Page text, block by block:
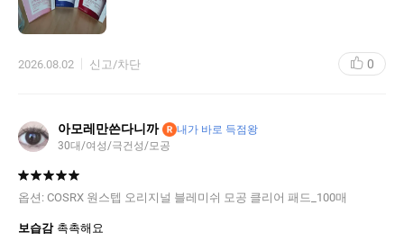
2026.08.02 신고/차단 0
아모레만쓴다니까 R 내가 바로 득점왕
30대/여성/극건성/모공
옵션: COSRX 원스텝 오리지널 블레미쉬 모공 클리어 패드_100매
보습감 촉촉해요